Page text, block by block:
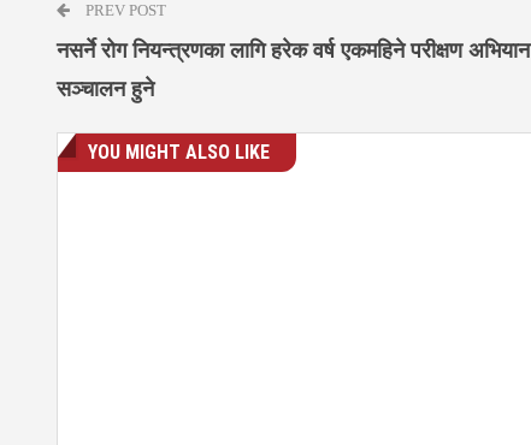
PREV POST
नसर्ने रोग नियन्त्रणका लागि हरेक वर्ष एकमहिने परीक्षण अभियान
सञ्चालन हुने
YOU MIGHT ALSO LIKE